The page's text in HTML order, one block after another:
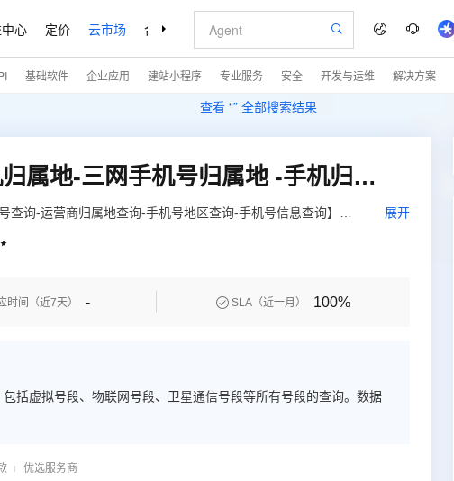
心 定价 云市场 合作伙伴 支持与服务 了解阿里云
查看 “” 全部搜索结果
基础软件 企业应用 建站小程序 专业服务 安全 开发与运维 解决方案
手机号归属地-运营商手机归属地-三网手机号归属地 -手机归属地-手机归属地-手机号基本信息-手机归属地
询-运营商归属地查询-手机号地区查询-手机号信息查询】根
展开

时间（近7天） -  SLA（近一月） 100%
括虚拟号段、物联网号段、卫星通信号段等所有号段的查询。数据
优选服务商